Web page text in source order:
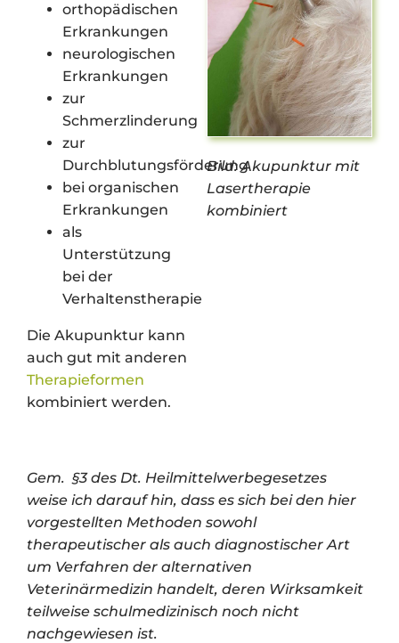
orthopädischen
Erkrankungen
neurologischen
Erkrankungen
zur
Schmerzlinderung
zur
Durchblutungsförderung
bei organischen
Erkrankungen
als
Unterstützung
bei der
Verhaltenstherapie
Die Akupunktur kann
auch gut mit anderen
Therapieformen
kombiniert werden.
Bild: Akupunktur mit
Lasertherapie
kombiniert
Gem. §3 des Dt. Heilmittelwerbegesetzes
weise ich darauf hin, dass es sich bei den hier
vorgestellten Methoden sowohl
therapeutischer als auch diagnostischer Art
um Verfahren der alternativen
Veterinärmedizin handelt, deren Wirksamkeit
teilweise schulmedizinisch noch nicht
nachgewiesen ist.